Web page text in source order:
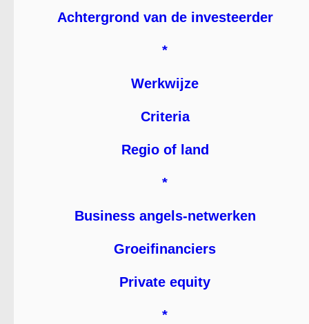
Achtergrond van de investeerder
*
Werkwijze
Criteria
Regio of land
*
Business angels-netwerken
Groeifinanciers
Private equity
*